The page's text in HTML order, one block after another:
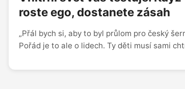
roste ego, dostanete zásah
„Přál bych si, aby to byl průlom pro český
Pořád je to ale o lidech. Ty děti musí sami
vystoupit z komfortní zóny. Je jim patnáct a